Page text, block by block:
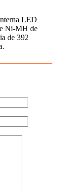
LED
Ni-MH de
de 392